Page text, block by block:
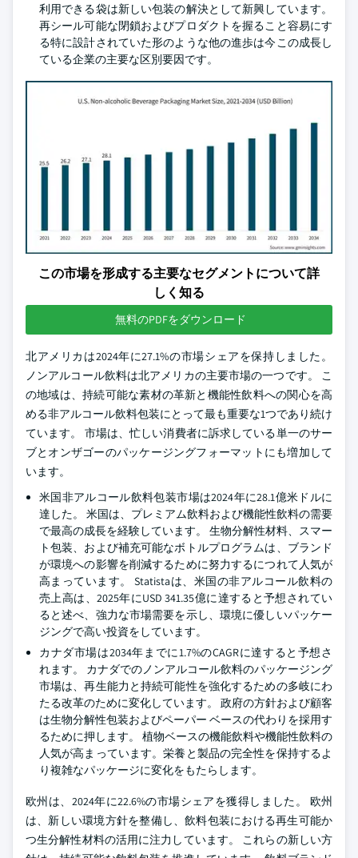
利用できる袋は新しい包装の解決として新興しています。
再シール可能な閉鎖およびプロダクトを握ること容易にす
る特に設計されていた形のような他の進歩は今この成長し
ている企業の主要な区別要因です。
この市場を形成する主要なセグメントについて詳
しく知る
無料のPDFをダウンロード
北アメリカは2024年に27.1%の市場シェアを保持しました。
ノンアルコール飲料は北アメリカの主要市場の一つです。 こ
の地域は、持続可能な素材の革新と機能性飲料への関心を高
める非アルコール飲料包装にとって最も重要な1つであり続け
ています。 市場は、忙しい消費者に訴求している単一のサー
ブとオンザゴーのパッケージングフォーマットにも増加して
います。
米国非アルコール飲料包装市場は2024年に28.1億米ドルに
達した。 米国は、プレミアム飲料および機能性飲料の需要
で最高の成長を経験しています。 生物分解性材料、スマー
ト包装、および補充可能なボトルプログラムは、ブランド
が環境への影響を削減するために努力するにつれて人気が
高まっています。 Statistaは、米国の非アルコール飲料の
売上高は、2025年にUSD 341.35億に達すると予想されてい
ると述べ、強力な市場需要を示し、環境に優しいパッケー
ジングで高い投資をしています。
カナダ市場は2034年までに1.7%のCAGRに達すると予想さ
れます。 カナダでのノンアルコール飲料のパッケージング
市場は、再生能力と持続可能性を強化するための多岐にわ
たる改革のために変化しています。 政府の方針および顧客
は生物分解性包装およびペーパー ベースの代わりを採用す
るために押します。 植物ベースの機能飲料や機能性飲料の
人気が高まっています。栄養と製品の完全性を保持するよ
り複雑なパッケージに変化をもたらします。
欧州は、2024年に22.6%の市場シェアを獲得しました。 欧州
は、新しい環境方針を整備し、飲料包装における再生可能か
つ生分解性材料の活用に注力しています。 これらの新しい方